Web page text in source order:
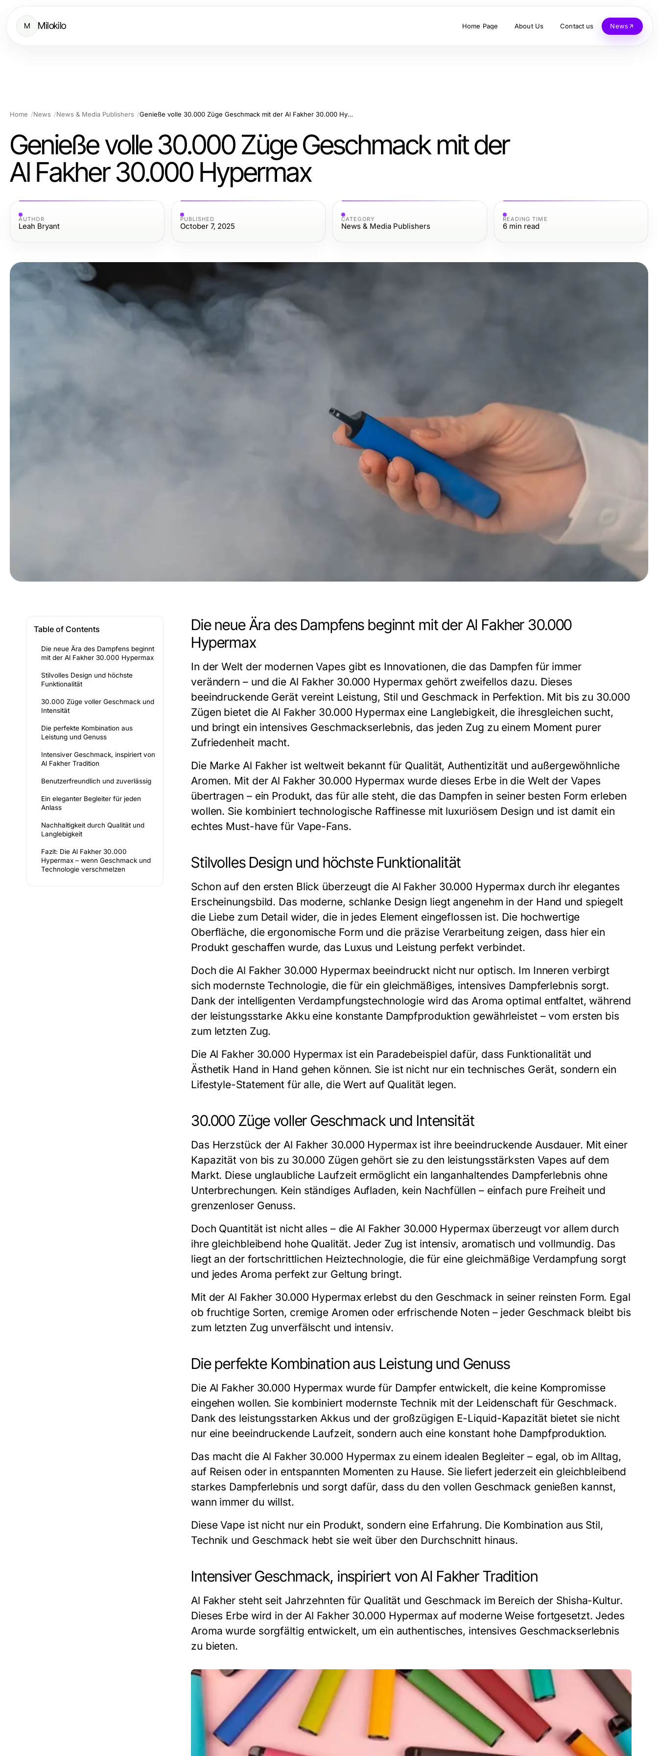
M Milokilo Home Page About Us Contact us News
Home News News & Media Publishers Genieße volle 30.000 Züge Geschmack mit der Al Fakher 30.000 Hypermax
Genieße volle 30.000 Züge Geschmack mit der
Al Fakher 30.000 Hypermax
AUTHOR
Leah Bryant
PUBLISHED
October 7, 2025
CATEGORY
News & Media Publishers
READING TIME
6 min read
Table of Contents
Die neue Ära des Dampfens beginnt
mit der Al Fakher 30.000 Hypermax
Stilvolles Design und höchste
Funktionalität
30.000 Züge voller Geschmack und
Intensität
Die perfekte Kombination aus
Leistung und Genuss
Intensiver Geschmack, inspiriert von
Al Fakher Tradition
Benutzerfreundlich und zuverlässig
Ein eleganter Begleiter für jeden
Anlass
Nachhaltigkeit durch Qualität und
Langlebigkeit
Fazit: Die Al Fakher 30.000
Hypermax – wenn Geschmack und
Technologie verschmelzen
Die neue Ära des Dampfens beginnt mit der Al Fakher 30.000
Hypermax
In der Welt der modernen Vapes gibt es Innovationen, die das Dampfen für immer
verändern – und die Al Fakher 30.000 Hypermax gehört zweifellos dazu. Dieses
beeindruckende Gerät vereint Leistung, Stil und Geschmack in Perfektion. Mit bis zu 30.000
Zügen bietet dieAl Fakher 30.000 Hypermaxeine Langlebigkeit, die ihresgleichen sucht,
und bringt ein intensives Geschmackserlebnis, das jeden Zug zu einem Moment purer
Zufriedenheit macht.
Die Marke Al Fakher ist weltweit bekannt für Qualität, Authentizität und außergewöhnliche
Aromen. Mit derAl Fakher 30.000 Hypermaxwurde dieses Erbe in die Welt der Vapes
übertragen – ein Produkt, das für alle steht, die das Dampfen in seiner besten Form erleben
wollen. Sie kombiniert technologische Raffinesse mit luxuriösem Design und ist damit ein
echtes Must-have für Vape-Fans.
Stilvolles Design und höchste Funktionalität
Schon auf den ersten Blick überzeugt die Al Fakher 30.000 Hypermax durch ihr elegantes
Erscheinungsbild. Das moderne, schlanke Design liegt angenehm in der Hand und spiegelt
die Liebe zum Detail wider, die in jedes Element eingeflossen ist. Die hochwertige
Oberfläche, die ergonomische Form und die präzise Verarbeitung zeigen, dass hier ein
Produkt geschaffen wurde, das Luxus und Leistung perfekt verbindet.
Doch dieAl Fakher 30.000 Hypermaxbeeindruckt nicht nur optisch. Im Inneren verbirgt
sich modernste Technologie, die für ein gleichmäßiges, intensives Dampferlebnis sorgt.
Dank der intelligenten Verdampfungstechnologie wird das Aroma optimal entfaltet, während
der leistungsstarke Akku eine konstante Dampfproduktion gewährleistet – vom ersten bis
zum letzten Zug.
Die Al Fakher 30.000 Hypermaxist ein Paradebeispiel dafür, dass Funktionalität und
Ästhetik Hand in Hand gehen können. Sie ist nicht nur ein technisches Gerät, sondern ein
Lifestyle-Statement für alle, die Wert auf Qualität legen.
30.000 Züge voller Geschmack und Intensität
Das Herzstück derAl Fakher 30.000 Hypermaxist ihre beeindruckende Ausdauer. Mit einer
Kapazität von bis zu 30.000 Zügen gehört sie zu den leistungsstärksten Vapes auf dem
Markt. Diese unglaubliche Laufzeit ermöglicht ein langanhaltendes Dampferlebnis ohne
Unterbrechungen. Kein ständiges Aufladen, kein Nachfüllen – einfach pure Freiheit und
grenzenloser Genuss.
Doch Quantität ist nicht alles – dieAl Fakher 30.000 Hypermaxüberzeugt vor allem durch
ihre gleichbleibend hohe Qualität. Jeder Zug ist intensiv, aromatisch und vollmundig. Das
liegt an der fortschrittlichen Heiztechnologie, die für eine gleichmäßige Verdampfung sorgt
und jedes Aroma perfekt zur Geltung bringt.
Mit derAl Fakher 30.000 Hypermaxerlebst du den Geschmack in seiner reinsten Form. Egal
ob fruchtige Sorten, cremige Aromen oder erfrischende Noten – jeder Geschmack bleibt bis
zum letzten Zug unverfälscht und intensiv.
Die perfekte Kombination aus Leistung und Genuss
Die Al Fakher 30.000 Hypermaxwurde für Dampfer entwickelt, die keine Kompromisse
eingehen wollen. Sie kombiniert modernste Technik mit der Leidenschaft für Geschmack.
Dank des leistungsstarken Akkus und der großzügigen E-Liquid-Kapazität bietet sie nicht
nur eine beeindruckende Laufzeit, sondern auch eine konstant hohe Dampfproduktion.
Das macht die Al Fakher 30.000 Hypermaxzu einem idealen Begleiter – egal, ob im Alltag,
auf Reisen oder in entspannten Momenten zu Hause. Sie liefert jederzeit ein gleichbleibend
starkes Dampferlebnis und sorgt dafür, dass du den vollen Geschmack genießen kannst,
wann immer du willst.
Diese Vape ist nicht nur ein Produkt, sondern eine Erfahrung. Die Kombination aus Stil,
Technik und Geschmack hebt sie weit über den Durchschnitt hinaus.
Intensiver Geschmack, inspiriert von Al Fakher Tradition
Al Fakher steht seit Jahrzehnten für Qualität und Geschmack im Bereich der Shisha-Kultur.
Dieses Erbe wird in derAl Fakher 30.000 Hypermaxauf moderne Weise fortgesetzt. Jedes
Aroma wurde sorgfältig entwickelt, um ein authentisches, intensives Geschmackserlebnis
zu bieten.